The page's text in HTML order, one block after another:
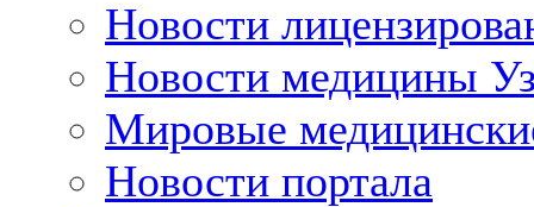
Новости
Новости медицины
Мировые
Новости портала